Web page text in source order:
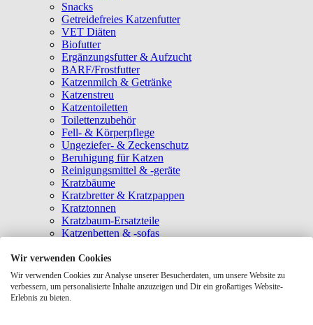
Snacks
Getreidefreies Katzenfutter
VET Diäten
Biofutter
Ergänzungsfutter & Aufzucht
BARF/Frostfutter
Katzenmilch & Getränke
Katzenstreu
Katzentoiletten
Toilettenzubehör
Fell- & Körperpflege
Ungeziefer- & Zeckenschutz
Beruhigung für Katzen
Reinigungsmittel & -geräte
Kratzbäume
Kratzbretter & Kratzpappen
Kratztonnen
Kratzbaum-Ersatzteile
Katzenbetten & -sofas
Katzenhäuser
Hängematten & Fensterliegeplätze
Katzendecken & -matten
Baldrian- & Catnipspielzeug
Wir verwenden Cookies
Wir verwenden Cookies zur Analyse unserer Besucherdaten, um unsere Website zu
verbessern, um personalisierte Inhalte anzuzeigen und Dir ein großartiges Website-
Erlebnis zu bieten.